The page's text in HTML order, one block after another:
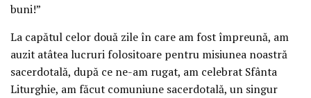
buni!”
La capătul celor două zile în care am fost împreună, am
auzit atâtea lucruri folositoare pentru misiunea noastră
sacerdotală, după ce ne-am rugat, am celebrat Sfânta
Liturghie, am făcut comuniune sacerdotală, un singur